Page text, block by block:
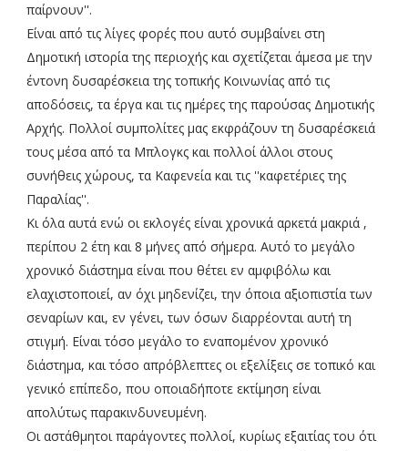
παίρνουν''.
Είναι από τις λίγες φορές που αυτό συμβαίνει στη
Δημοτική ιστορία της περιοχής και σχετίζεται άμεσα με την
έντονη δυσαρέσκεια της τοπικής Κοινωνίας από τις
αποδόσεις, τα έργα και τις ημέρες της παρούσας Δημοτικής
Αρχής. Πολλοί συμπολίτες μας εκφράζουν τη δυσαρέσκειά
τους μέσα από τα Μπλογκς και πολλοί άλλοι στους
συνήθεις χώρους, τα Καφενεία και τις ''καφετέριες της
Παραλίας''.
Κι όλα αυτά ενώ οι εκλογές είναι χρονικά αρκετά μακριά ,
περίπου 2 έτη και 8 μήνες από σήμερα. Αυτό το μεγάλο
χρονικό διάστημα είναι που θέτει εν αμφιβόλω και
ελαχιστοποιεί, αν όχι μηδενίζει, την όποια αξιοπιστία των
σεναρίων και, εν γένει, των όσων διαρρέονται αυτή τη
στιγμή. Είναι τόσο μεγάλο το εναπομένον χρονικό
διάστημα, και τόσο απρόβλεπτες οι εξελίξεις σε τοπικό και
γενικό επίπεδο, που οποιαδήποτε εκτίμηση είναι
απολύτως παρακινδυνευμένη.
Οι αστάθμητοι παράγοντες πολλοί, κυρίως εξαιτίας του ότι